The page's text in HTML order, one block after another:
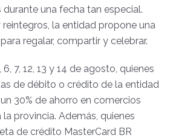
una fecha tan especial.
reintegros, la entidad propone una
regalar, compartir y celebrar.
7, 12, 13 y 14 de agosto, quienes
de débito o crédito de la entidad
30% de ahorro en comercios
provincia. Además, quienes
de crédito MasterCard BR